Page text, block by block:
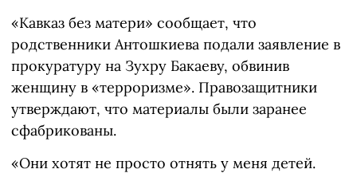
«Кавказ без матери» сообщает, что
родственники Антошкиева подали заявление в
прокуратуру на Зухру Бакаеву, обвинив
женщину в «терроризме». Правозащитники
утверждают, что материалы были заранее
сфабрикованы.
«Они хотят не просто отнять у меня детей.